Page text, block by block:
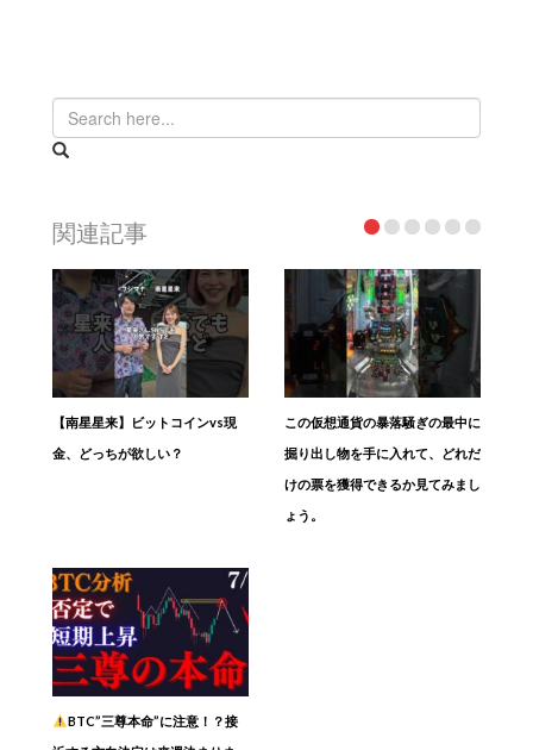
関連記事
【南星​星来】ビットコインvs現
金、どっちが欲しい？
この仮想通貨の暴落騒ぎの最中に
掘り出し物を手に入れて、どれだ
けの票を獲得できるか見てみまし
ょう。
BTC”三尊本命”に注意！？接